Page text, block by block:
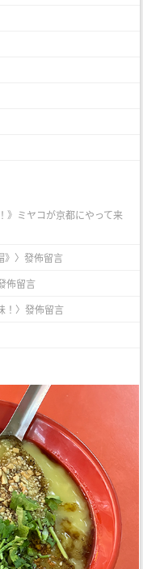
》ミヤコが京都にやって来
〉發佈留言
佈留言
〉發佈留言